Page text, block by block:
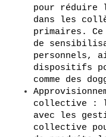
pour réduire
dans les
primaires. Ce
de
personnels,
dispositifs
comme des
collective : la
avec les
collective